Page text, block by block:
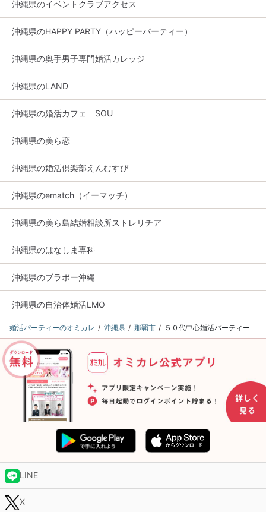
沖縄県のイベントクラブアクセス
沖縄県のHAPPY PARTY（ハッピーパーティー）
沖縄県の奥手男子専門婚活カレッジ
沖縄県のLAND
沖縄県の婚活カフェ SOU
沖縄県の美ら恋
沖縄県の婚活倶楽部えんむすび
沖縄県のematch（イーマッチ）
沖縄県の美ら島結婚相談所ストレリチア
沖縄県のはなしま専科
沖縄県のブラボー沖縄
沖縄県の自治体婚活LMO
婚活パーティーのオミカレ 沖縄県 那覇市 ５０代中心婚活パーティー
LINE
X